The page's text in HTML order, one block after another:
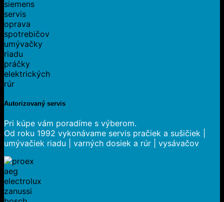
Autorizovaný servis
Pri kúpe vám poradíme s výberom.
Od roku 1992 vykonávame servis pračiek a sušičiek
umývačiek riadu
varných dosiek a rúr vysávačov